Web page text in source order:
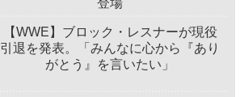
登場
【WWE】ブロック・レスナーが現役
引退を発表。「みんなに心から『あり
がとう』を言いたい」